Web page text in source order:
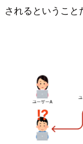
されるということ